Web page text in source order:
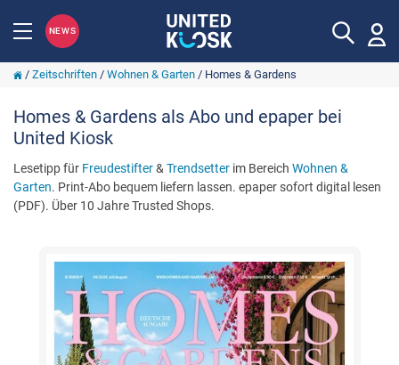
NEWS
/ Zeitschriften/ Wohnen & Garten/ Homes & Gardens
Homes & Gardens als Abo und epaper bei
United Kiosk
Lesetipp für Freudestifter& Trendsetter im Bereich Wohnen &
Garten. Print-Abo bequem liefern lassen. epaper sofort digital lesen
(PDF). Über 10 Jahre Trusted Shops.